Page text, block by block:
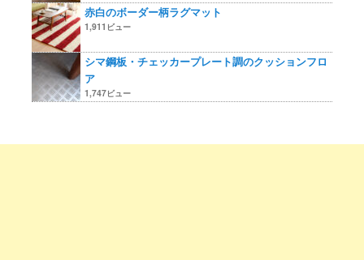
赤白のボーダー柄ラグマット
1,911ビュー
シマ鋼板・チェッカープレート調のクッションフロ
ア
1,747ビュー